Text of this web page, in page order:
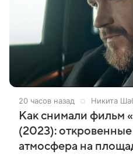
20 часов назад Никита
Как снимали фильм
(2023):
атмосфера на